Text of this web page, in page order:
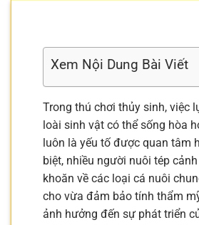
Xem Nội Dung Bài Viết
Trong thú chơi thủy sinh, việc
loài sinh vật có thể sống hòa
luôn là yếu tố được quan tâm
biệt, nhiều người nuôi tép
khoăn về các loại cá nuôi
cho vừa đảm bảo tính thẩm
ảnh hưởng đến sự phát triển